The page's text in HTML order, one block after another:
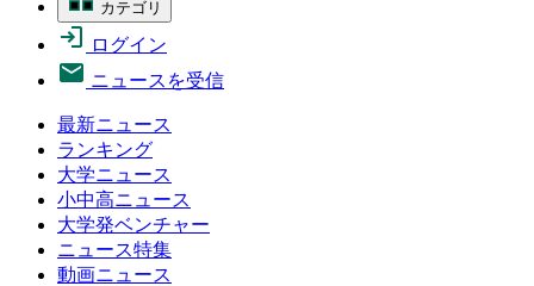
カテゴリ
ログイン
ニュースを受信
最新ニュース
ランキング
大学ニュース
小中高ニュース
大学発ベンチャー
ニュース特集
動画ニュース